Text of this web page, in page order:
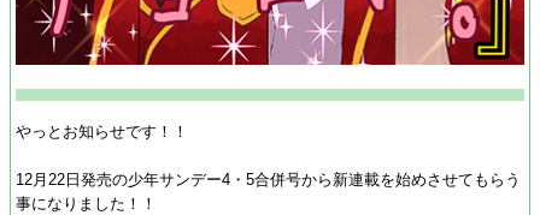
やっとお知らせです！！
12月22日発売の少年サンデー4・5合併号から新連載を始めさせてもらう
事になりました！！